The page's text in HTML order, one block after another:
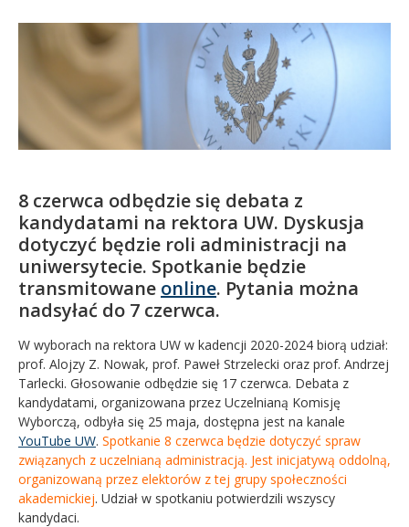
Absolwent
8 czerwca odbędzie się debata z
kandydatami na rektora UW. Dyskusja
dotyczyć będzie roli administracji na
uniwersytecie. Spotkanie będzie
transmitowane online. Pytania można
nadsyłać do 7 czerwca.
W wyborach na rektora UW w kadencji 2020-2024 biorą udział:
prof. Alojzy Z. Nowak, prof. Paweł Strzelecki oraz prof. Andrzej
Tarlecki. Głosowanie odbędzie się 17 czerwca. Debata z
kandydatami, organizowana przez Uczelnianą Komisję
Wyborczą, odbyła się 25 maja, dostępna jest na kanale
YouTube UW. Spotkanie 8 czerwca będzie dotyczyć spraw
związanych z uczelnianą administracją. Jest inicjatywą oddolną,
organizowaną przez elektorów z tej grupy społeczności
akademickiej. Udział w spotkaniu potwierdzili wszyscy
kandydaci.